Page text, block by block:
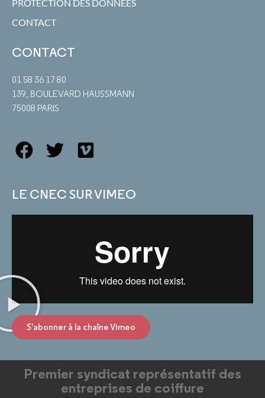
PROTECTION DES DONNÉES
CONTACT
CONTACT
01 58 36 17 80
139, BOULEVARD HAUSSMANN
75008 PARIS
LE CNEC SUR VIMEO
S'abonner à la chaîne Vimeo
Premier syndicat représentatif des
entreprises de coiffure